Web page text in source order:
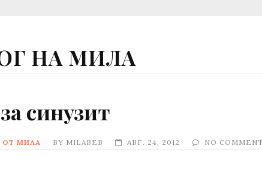
НА МИЛА
синузит
МИЛА BY MILABEB АВГ. 24, 2012 NO